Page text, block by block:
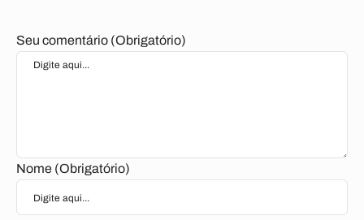
Seu comentário (Obrigatório)
Nome (Obrigatório)